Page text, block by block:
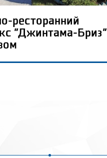
ресторанний
"Джинтама-Бриз"